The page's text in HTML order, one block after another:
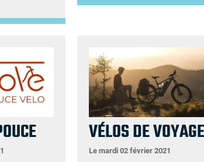
VÉLOS DE VOYAGE
Le mardi 02 février 2021